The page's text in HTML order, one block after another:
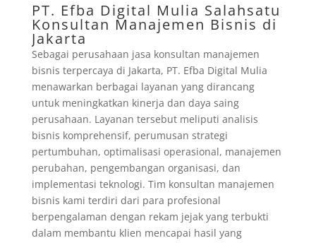
PT. Efba Digital Mulia Salahsatu
Konsultan Manajemen Bisnis di
Jakarta
Sebagai perusahaan jasa konsultan manajemen
bisnis terpercaya di Jakarta, PT. Efba Digital Mulia
menawarkan berbagai layanan yang dirancang
untuk meningkatkan kinerja dan daya saing
perusahaan. Layanan tersebut meliputi analisis
bisnis komprehensif, perumusan strategi
pertumbuhan, optimalisasi operasional, manajemen
perubahan, pengembangan organisasi, dan
implementasi teknologi. Tim konsultan manajemen
bisnis kami terdiri dari para profesional
berpengalaman dengan rekam jejak yang terbukti
dalam membantu klien mencapai hasil yang